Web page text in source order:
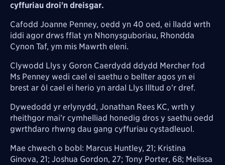
cyffuriau droi'n dreisgar.
Cafodd Joanne Penney, oedd yn 40 oed, ei lladd wrth
iddi agor drws fflat yn Nhonysguboriau, Rhondda
Cynon Taf, ym mis Mawrth eleni.
Clywodd Llys y Goron Caerdydd ddydd Mercher fod
Ms Penney wedi cael ei saethu o bellter agos yn ei
brest ar ôl cael ei herio yn ardal Llys Illtud o'r dref.
Dywedodd yr erlynydd, Jonathan Rees KC, wrth y
rheithgor mai’r cymhelliad honedig dros y saethu oedd
gwrthdaro rhwng dau gang cyffuriau cystadleuol.
Mae chwech o bobl: Marcus Huntley, 21; Kristina
Ginova, 21; Joshua Gordon, 27; Tony Porter, 68; Melissa